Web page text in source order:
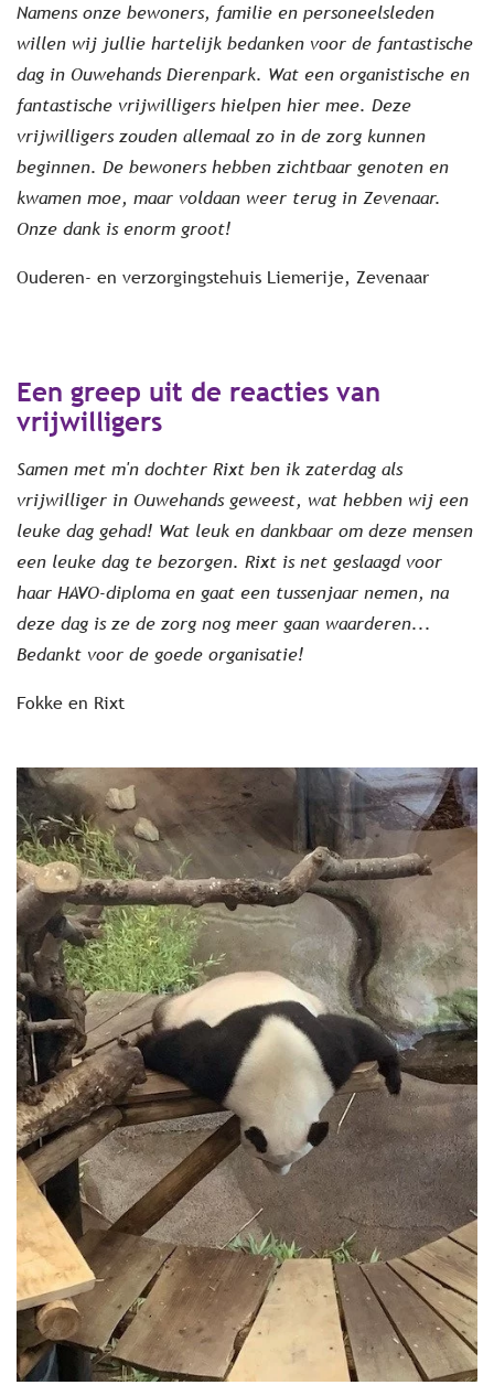
Namens onze bewoners, familie en personeelsleden
willen wij jullie hartelijk bedanken voor de fantastische
dag in Ouwehands Dierenpark. Wat een organistische en
fantastische vrijwilligers hielpen hier mee. Deze
vrijwilligers zouden allemaal zo in de zorg kunnen
beginnen. De bewoners hebben zichtbaar genoten en
kwamen moe, maar voldaan weer terug in Zevenaar.
Onze dank is enorm groot!
Ouderen- en verzorgingstehuis Liemerije, Zevenaar
Een greep uit de reacties van
vrijwilligers
Samen met m'n dochter Rixt ben ik zaterdag als
vrijwilliger in Ouwehands geweest, wat hebben wij een
leuke dag gehad! Wat leuk en dankbaar om deze mensen
een leuke dag te bezorgen. Rixt is net geslaagd voor
haar HAVO-diploma en gaat een tussenjaar nemen, na
deze dag is ze de zorg nog meer gaan waarderen...
Bedankt voor de goede organisatie!
Fokke en Rixt